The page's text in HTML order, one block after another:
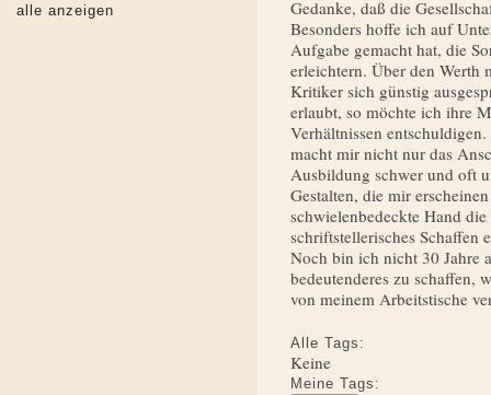
Gedanke, daß die
Besonders hoffe ich auf
Aufgabe gemacht hat, die
erleichtern. Über den Werth
Kritiker sich günstig
erlaubt, so möchte ich ihre
Verhältnissen
macht mir nicht nur das
Ausbildung schwer und oft
Gestalten, die mir
schwielenbedeckte Hand
schriftstellerisches Schaffen
Noch bin ich nicht 30 Jahre
bedeutenderes zu schaffen,
von meinem Arbeitstische
Alle Tags:
Keine
Meine Tags:
alle anzeigen